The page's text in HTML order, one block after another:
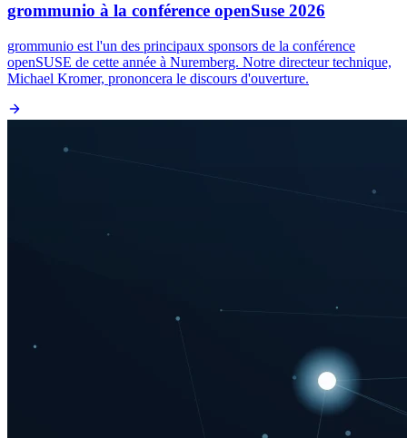
grommunio à la conférence openSuse 2026
grommunio est l'un des principaux sponsors de la conférence
openSUSE de cette année à Nuremberg. Notre directeur technique,
Michael Kromer, prononcera le discours d'ouverture.